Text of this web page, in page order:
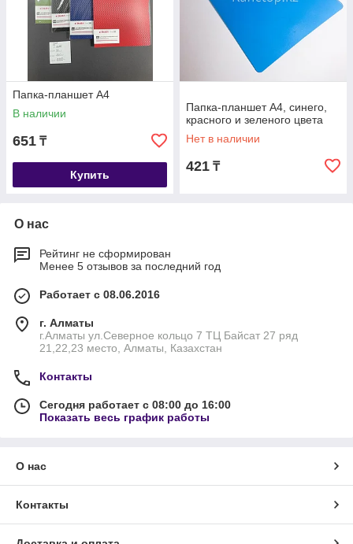
Папка-планшет А4
В наличии
651 ₸
Купить
Папка-планшет А4, синего,
красного и зеленого цвета
Нет в наличии
421 ₸
О нас
Рейтинг не сформирован
Менее 5 отзывов за последний год
Работает с 08.06.2016
г. Алматы
г.Алматы ул.Северное кольцо 7 ТЦ Байсат 27 ряд
21,22,23 место, Алматы, Казахстан
Контакты
Сегодня работает с 08:00 до 16:00
Показать весь график работы
О нас
Контакты